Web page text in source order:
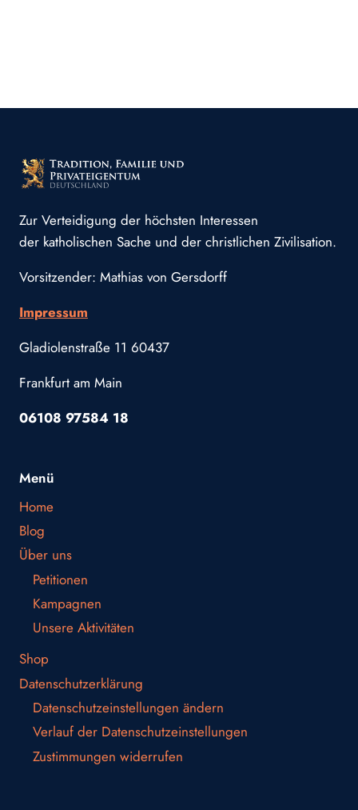
Zur Verteidigung der höchsten Interessen
der katholischen Sache und der christlichen Zivilisation.
Vorsitzender: Mathias von Gersdorff
Impressum
Gladiolenstraße 11 60437
Frankfurt am Main
06108 97584 18
Menü
Home
Blog
Über uns
Petitionen
Kampagnen
Unsere Aktivitäten
Shop
Datenschutzerklärung
Datenschutzeinstellungen ändern
Verlauf der Datenschutzeinstellungen
Zustimmungen widerrufen